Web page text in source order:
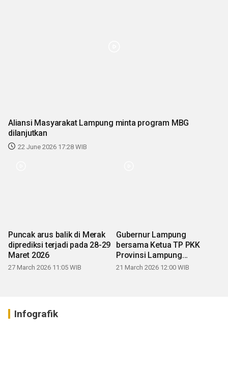
Aliansi Masyarakat Lampung minta program MBG
dilanjutkan
22 June 2026 17:28 WIB
Puncak arus balik di Merak
diprediksi terjadi pada 28-29
Maret 2026
27 March 2026 11:05 WIB
Gubernur Lampung
bersama Ketua TP PKK
Provinsi Lampung
mengucapkan Selamat Hari
21 March 2026 12:00 WIB
Infografik